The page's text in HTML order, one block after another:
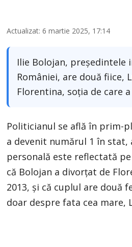
Actualizat: 6 martie 2025, 17:14
Ilie Bolojan, președintele
României, are două fiice,
Florentina, soția de care
Politicianul se află în prim-
a devenit numărul 1 în stat,
personală este reflectată
că Bolojan a divorțat de
2013, și că cuplul are două
doar despre fata cea mare,